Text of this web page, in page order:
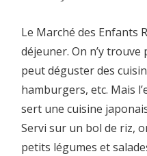
Le Marché des Enfants
déjeuner. On n’y
peut déguster des
hamburgers, etc. Mais
sert une cuisine
Servi sur un bol de riz,
petits légumes et